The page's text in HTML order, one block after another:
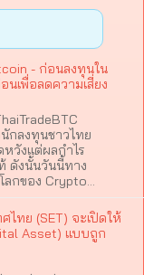
- ก่อนลงทุนใน
นเพื่อลดความเสี่ยง
นักลงทุนชาวไทย
วังแต่ผลกำไร
ดังนั้นวันนี้ทาง
ลกของ Crypto…
ไทย (SET) จะเปิดให้
Asset) แบบถูก